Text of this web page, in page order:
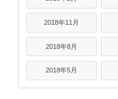
2018年11月
2018年8月
2018年5月